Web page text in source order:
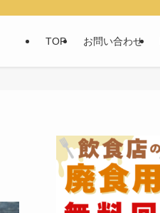
TOP お問い合わせ